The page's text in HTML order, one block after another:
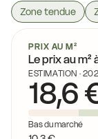
Zone tendue
PRIX AU M²
Le prix au m²
ESTIMATION ·
18,6
Bas du marché